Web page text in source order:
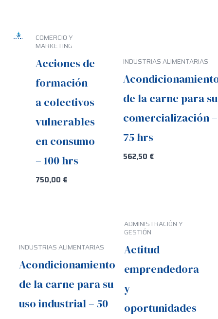
COMERCIO Y
MARKETING
Acciones de
formación
a colectivos
vulnerables
en consumo
– 100 hrs
750,00 €
INDUSTRIAS ALIMENTARIAS
de la carne para su
comercialización –
75 hrs
562,50 €
INDUSTRIAS ALIMENTARIAS
Acondicionamiento
de la carne para su
uso industrial – 50
ADMINISTRACIÓN Y
GESTIÓN
Actitud
emprendedora
y
oportunidades